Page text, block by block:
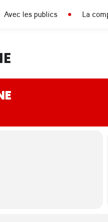
Avec les publics La